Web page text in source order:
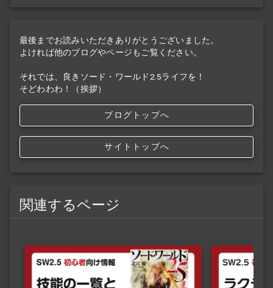
最後までお読みいただきありがとうございました。
よければ他のブログやページもご覧ください。
それでは、良きソード・ワールド2.5ライフを！
そどわわわ！（挨拶）
ブログトップへ
サイトトップへ
関連するページ